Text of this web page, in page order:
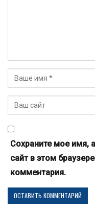
Сохраните мое имя,
сайт в этом
комментария.